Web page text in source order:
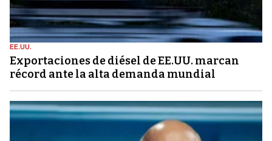
EE.UU.
Exportaciones de diésel de EE.UU. marcan
récord ante la alta demanda mundial